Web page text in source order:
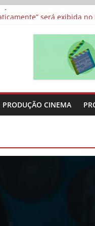
“Os Feiticeiros
protagonizam
e divide prêmio
metragens sobre
PRODUÇÃO CINEMA